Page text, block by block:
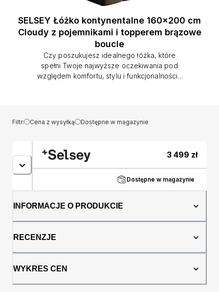
SELSEY Łóżko kontynentalne 160x200 cm
Cloudy z pojemnikami i topperem brązowe
boucle
Czy poszukujesz idealnego łóżka, które
spełni Twoje najwyższe oczekiwania pod
względem komfortu, stylu i funkcjonalności?
to idealne połączenie funkcjonalności i
nowoczesnego designu, które doda
Zaprojektowane z myślą o wygodzie i
estetyce, to łóżko z pewnością przyciągnie
Twoją uwagę. Stylowe wezgłowie łóżka
Cloudy jest zaprojektowane w taki sposób,
aby idealnie współgrać z zaokrąglonymi
kompozycja dodaje łóżku elegancji i harmonii.
Obłe kształty całej konstrukcji podkreślają
jest ono prawdziwą ozdobą wnętrza. Główną
cechą, która wyróżnia łóżko Cloudy, są dwa
dzięki podnośnikom na sprężynach, co
sprawia, że utrzymanie porządku w sypialni
Filtr: Cena z wysyłką Dostępne w magazynie
3 499 zł
Dostępne w magazynie
INFORMACJE O PRODUKCIE
RECENZJE
WYKRES CEN